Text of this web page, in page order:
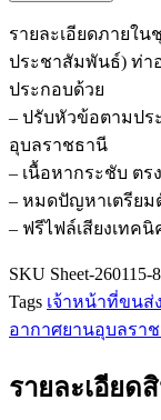
เจ้า
หน้าที่
ขนส่ง
ท่า
อากาศยาน
อุบลราชธานี
ชิ้น
รายละเอียดภายใ
ประชาสัมพันธ์) ท่า
ประกอบด้วย
– ปรับหัวข้อตามปร
อุบลราชธานี
– เนื้อหากระชับ ตร
– หมดปัญหาเตรีย
– ฟรีไฟล์เสียงเทค
SKU Sheet-260115-
Tags เจ้าหน้าที่ขนส่
อากาศยานอุบลรา
รายละเอียด